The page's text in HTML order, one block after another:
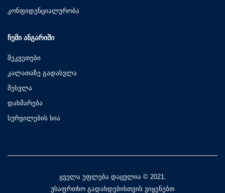
კონფიდენციალურობა
ᲩᲔᲛᲘ ᲐᲜᲒᲐᲠᲘᲨᲘ
შეკვეთები
კალათაზე გადასვლა
შესვლა
დახმარება
სურვილების სია
ყველა უფლება დაცულია © 2021.
უსაფრთხო გადახდებისთვის ვიყენებთ